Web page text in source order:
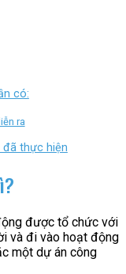
có:
ra
đã thực hiện
được tổ chức với
và đi vào hoạt động
một dự án công